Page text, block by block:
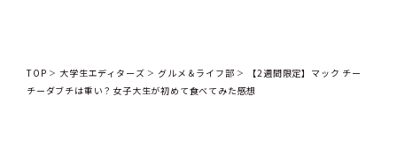
TOP 大学生エディターズ グルメ＆ライフ部
【2週間限定】マック チー
チーダブチは重い？女子大生が初めて食べてみた感想